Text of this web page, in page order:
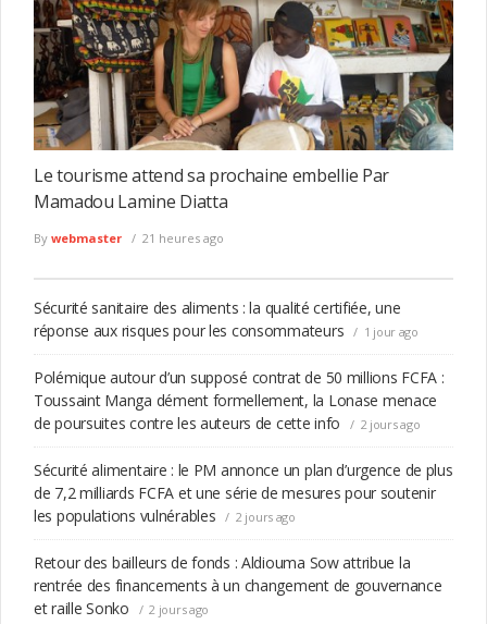
INTERNATIONAL
Fin de l’interdiction de conduire pour les femmes
saoudiennes : une rappeuse célèbre la décision avec une
incroyable vidéo
VIDÉO
Révèlation bouleversante : Jean Paul Diaz déterre
accidentellement l’affaire sur l’assassinat de Me Sèye avec
Chine : pour ne pas payer sa facture d’hôtel, il tente de
s’enfuir en se suspendant à un câble téléphonique d’un
VIDÉO
Africagua : l’incontournable biennale sur l’eau et les
énergies renouvelables
Le tourisme attend sa prochaine embellie Par
Mamadou Lamine Diatta
By webmaster 21 heures ago
Sécurité sanitaire des aliments : la qualité certifiée, une
réponse aux risques pour les consommateurs
1 jour ago
Polémique autour d’un supposé contrat de 50 millions FCFA :
Toussaint Manga dément formellement, la Lonase menace
de poursuites contre les auteurs de cette info
2 jours ago
Sécurité alimentaire : le PM annonce un plan d’urgence de plus
de 7,2 milliards FCFA et une série de mesures pour soutenir
les populations vulnérables
2 jours ago
Retour des bailleurs de fonds : Aldiouma Sow attribue la
rentrée des financements à un changement de gouvernance
et raille Sonko
2 jours ago